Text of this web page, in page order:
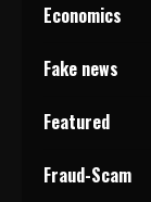
Economics
Fake news
Featured
Fraud-Scam